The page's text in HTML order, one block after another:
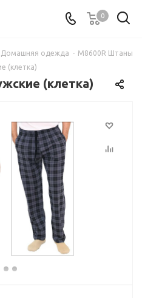
0
Домашняя одежда - М8600R Штаны
(клетка)
(клетка)